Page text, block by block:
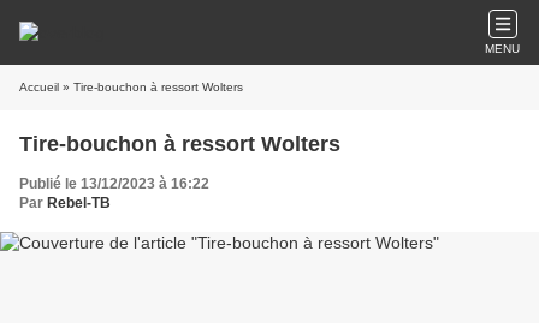
MENU
Accueil » Tire-bouchon à ressort Wolters
Tire-bouchon à ressort Wolters
Publié le 13/12/2023 à 16:22
Par Rebel-TB